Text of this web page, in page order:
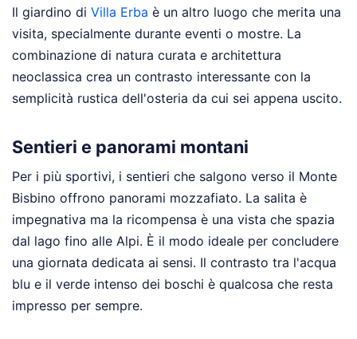
Il giardino di Villa Erba è un altro luogo che merita una
visita, specialmente durante eventi o mostre. La
combinazione di natura curata e architettura
neoclassica crea un contrasto interessante con la
semplicità rustica dell'osteria da cui sei appena uscito.
Sentieri e panorami montani
Per i più sportivi, i sentieri che salgono verso il Monte
Bisbino offrono panorami mozzafiato. La salita è
impegnativa ma la ricompensa è una vista che spazia
dal lago fino alle Alpi. È il modo ideale per concludere
una giornata dedicata ai sensi. Il contrasto tra l'acqua
blu e il verde intenso dei boschi è qualcosa che resta
impresso per sempre.